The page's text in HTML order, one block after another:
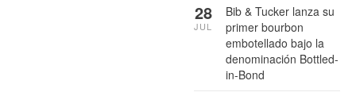
Bib & Tucker lanza su
primer bourbon
embotellado bajo la
denominación Bottled-
in-Bond
28
JUL